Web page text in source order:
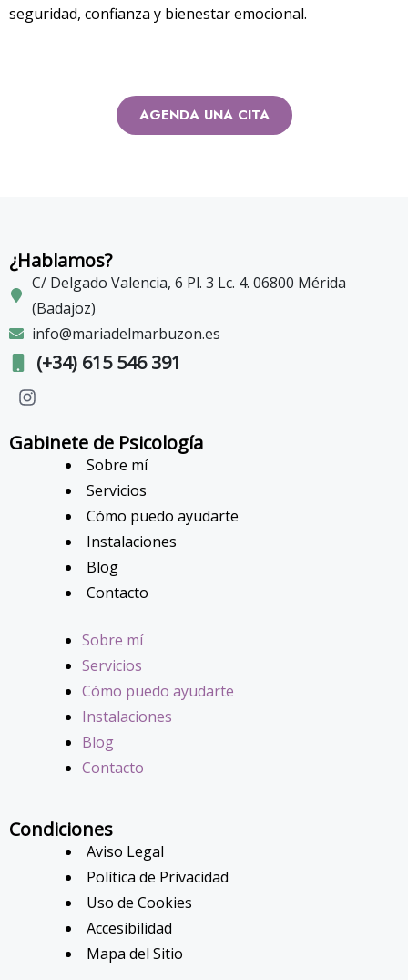
seguridad, confianza y bienestar emocional.
AGENDA UNA CITA
¿Hablamos?
C/ Delgado Valencia, 6 Pl. 3 Lc. 4. 06800 Mérida
(Badajoz)
info@mariadelmarbuzon.es
(+34) 615 546 391
Gabinete de Psicología
Sobre mí
Servicios
Cómo puedo ayudarte
Instalaciones
Blog
Contacto
Sobre mí
Servicios
Cómo puedo ayudarte
Instalaciones
Blog
Contacto
Condiciones
Aviso Legal
Política de Privacidad
Uso de Cookies
Accesibilidad
Mapa del Sitio